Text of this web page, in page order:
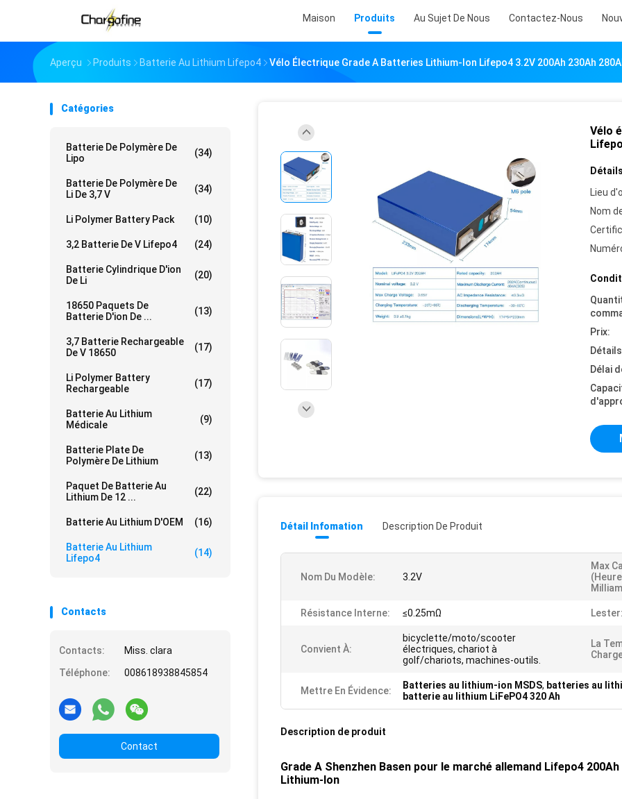
Maison Produits Au Sujet De Nous Contactez-Nous
Aperçu Produits Batterie Au Lithium Lifepo4 Vélo Électrique Grade A Batteries Lithium-Ion Lifepo4 3.2V 200Ah 230Ah
Catégories
Batterie De Polymère De
Lipo
(34)
Batterie De Polymère De
Li De 3,7 V
(34)
Li Polymer Battery Pack (10)
3,2 Batterie De V Lifepo4 (24)
Batterie Cylindrique D'ion
De Li
(20)
18650 Paquets De
Batterie D'ion De ...
(13)
3,7 Batterie Rechargeable
De V 18650
(17)
Li Polymer Battery
Rechargeable
(17)
Batterie Au Lithium
Médicale
(9)
Batterie Plate De
Polymère De Lithium
(13)
Paquet De Batterie Au
Lithium De 12 ...
(22)
Batterie Au Lithium D'OEM (16)
Batterie Au Lithium
Lifepo4
(14)
Contacts
Contacts:
Miss. clara
Téléphone:
008618938845854
Contact
Vélo
Lieu
Nom
Prix:
Délai
Détail Infomation Description De Produit
Nom Du Modèle: 3.2V
Max
Résistance Interne: ≤0.25mΩ Lester:
Convient À:
bicyclette/moto/scooter
électriques, chariot à
golf/chariots, machines-outils.
La
Mettre En Évidence: Batteries au lithium-ion MSDS, batteries au
batterie au lithium LiFePO4 320 Ah
Description de produit
Grade A Shenzhen Basen pour le marché allemand Lifepo4
Lithium-Ion